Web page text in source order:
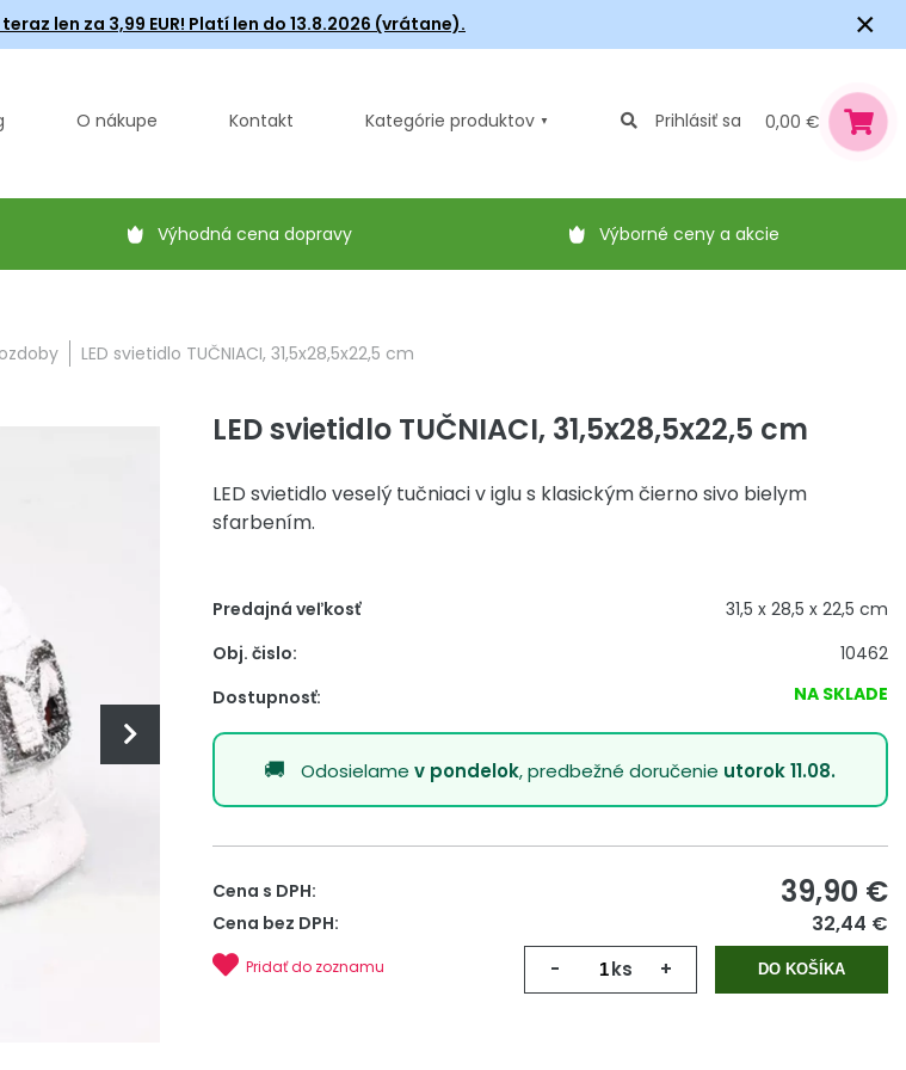
teraz len za 3,99 EUR! Platí len do 13.8.2026 (vrátane). ×
O nákupe Kontakt Kategórie produktov Prihlásiť sa 0,00 €
Výhodná cena dopravy Výborné ceny a akcie
LED svietidlo TUČNIACI, 31,5x28,5x22,5 cm
LED svietidlo TUČNIACI, 31,5x28,5x22,5 cm
LED svietidlo veselý tučniaci v iglu s klasickým čierno sivo bielym
sfarbením.
Predajná veľkosť
31,5 x 28,5 x 22,5 cm
Obj. čislo:
10462
Dostupnosť:
NA SKLADE
Odosielamev pondelok, predbežné doručenie utorok 11.08.
Cena s DPH: 39,90 €
Cena bez DPH: 32,44 €
- ks + DO KOŠÍKA
Pridať do zoznamu